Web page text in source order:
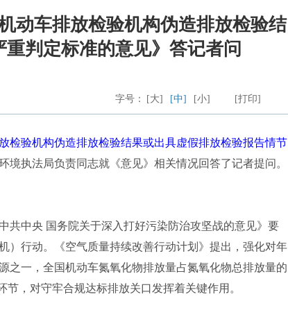
动车排放检验机构伪造排放检验结
判定标准的意见》答记者问
[打印]
字号： [大] [中] [小]
检验机构伪造排放检验结果或出具虚假排放检验报告情节
境执法局负责同志就《意见》相关情况回答了记者提问。
共中央 国务院关于深入打好污染防治攻坚战的意见》要
）行动。《空气质量持续改善行动计划》提出，强化对年
之一，全国机动车氮氧化物排放量占氮氧化物总排放量的
，对守牢合规达标排放关口发挥着关键作用。